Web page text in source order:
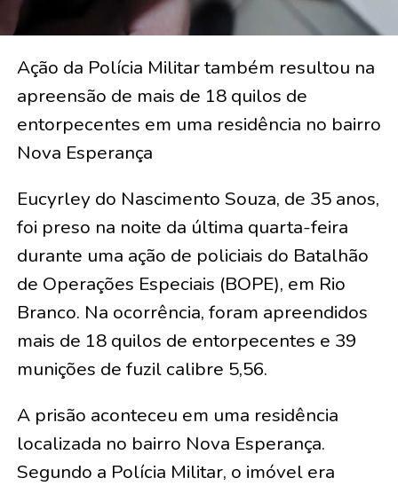
Ação da Polícia Militar também resultou na
apreensão de mais de 18 quilos de
entorpecentes em uma residência no bairro
Nova Esperança
Eucyrley do Nascimento Souza, de 35 anos,
foi preso na noite da última quarta-feira
durante uma ação de policiais do Batalhão
de Operações Especiais (BOPE), em Rio
Branco. Na ocorrência, foram apreendidos
mais de 18 quilos de entorpecentes e 39
munições de fuzil calibre 5,56.
A prisão aconteceu em uma residência
localizada no bairro Nova Esperança.
Segundo a Polícia Militar, o imóvel era